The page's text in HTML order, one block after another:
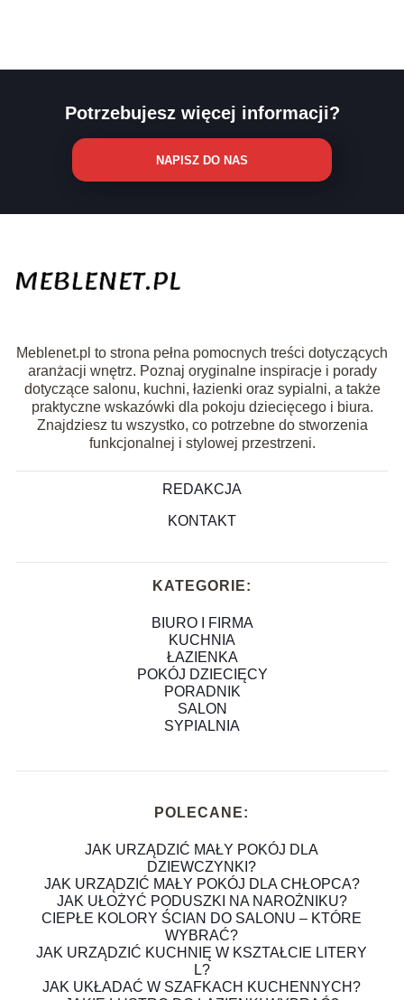
Potrzebujesz więcej informacji?
NAPISZ DO NAS
Meblenet.pl to strona pełna pomocnych treści dotyczących
aranżacji wnętrz. Poznaj oryginalne inspiracje i porady
dotyczące salonu, kuchni, łazienki oraz sypialni, a także
praktyczne wskazówki dla pokoju dziecięcego i biura.
Znajdziesz tu wszystko, co potrzebne do stworzenia
funkcjonalnej i stylowej przestrzeni.
REDAKCJA
KONTAKT
KATEGORIE:
BIURO I FIRMA
KUCHNIA
ŁAZIENKA
POKÓJ DZIECIĘCY
PORADNIK
SALON
SYPIALNIA
POLECANE:
JAK URZĄDZIĆ MAŁY POKÓJ DLA
DZIEWCZYNKI?
JAK URZĄDZIĆ MAŁY POKÓJ DLA CHŁOPCA?
JAK UŁOŻYĆ PODUSZKI NA NAROŻNIKU?
CIEPŁE KOLORY ŚCIAN DO SALONU – KTÓRE
WYBRAĆ?
JAK URZĄDZIĆ KUCHNIĘ W KSZTAŁCIE LITERY
L?
JAK UKŁADAĆ W SZAFKACH KUCHENNYCH?